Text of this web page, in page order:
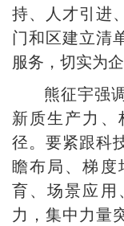
持、人才引进
门和区建立清
服务，切实为
熊征宇强
新质生产力、
径。要紧跟科
瞻布局、梯度
育、场景应用
力，集中力量